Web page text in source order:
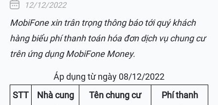
12/12/2022
MobiFone xin trân trọng thông báo tới quý khách
hàng biểu phí thanh toán hóa đơn dịch vụ chung cư
trên ứng dụng MobiFone Money.
Áp dụng từ ngày 08/12/2022
STT
Nhà cung
Tên chung cư Phíthanh